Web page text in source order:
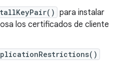
para instalar
los certificados de cliente